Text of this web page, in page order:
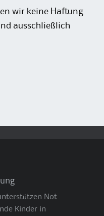
wir keine Haftung
ausschließlich
Not
Kinder in